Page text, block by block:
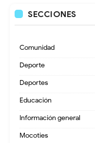
SECCIONES
Comunidad
Deporte
Deportes
Educación
Información general
Mocoties